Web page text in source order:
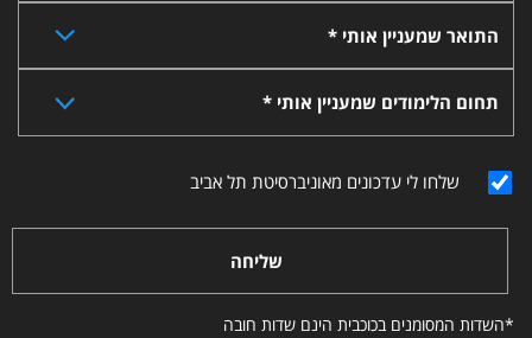
התואר שמעניין אותי *
תחום הלימודים שמעניין אותי *
שלחו לי עדכונים מאוניברסיטת תל אביב
שליחה
*השדות המסומנים בכוכבית הינם שדות חובה